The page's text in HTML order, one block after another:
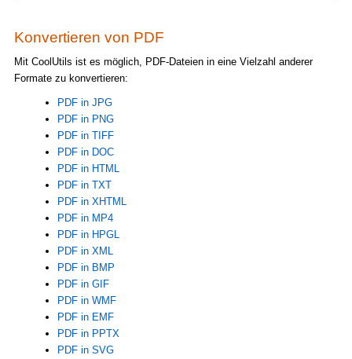
Konvertieren von PDF
Mit CoolUtils ist es möglich, PDF-Dateien in eine Vielzahl anderer
Formate zu konvertieren:
PDF in JPG
PDF in PNG
PDF in TIFF
PDF in DOC
PDF in HTML
PDF in TXT
PDF in XHTML
PDF in MP4
PDF in HPGL
PDF in XML
PDF in BMP
PDF in GIF
PDF in WMF
PDF in EMF
PDF in PPTX
PDF in SVG